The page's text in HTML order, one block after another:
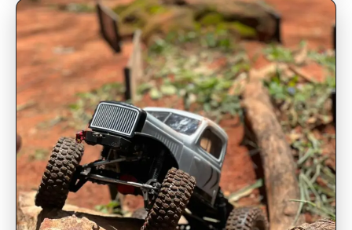
INSCRIPCIONES ABIERTAS